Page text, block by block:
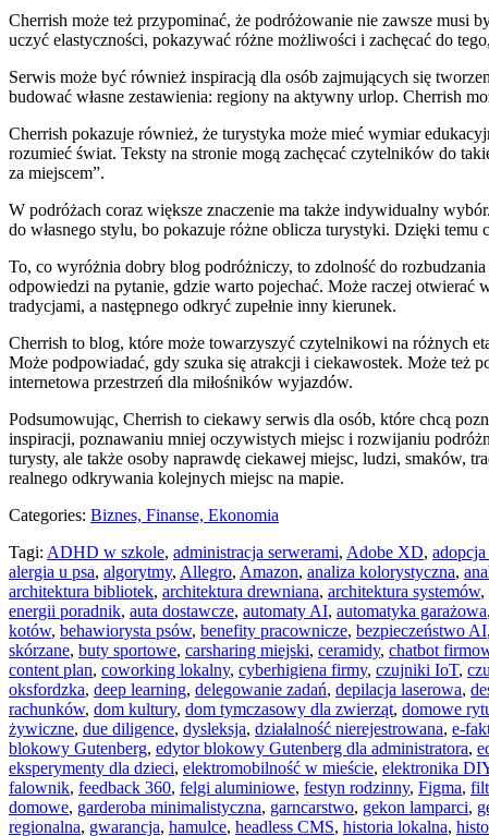
Cherrish może też przypominać, że podróżowanie nie zawsze musi
uczyć elastyczności, pokazywać różne możliwości i zachęcać do
Serwis może być również inspiracją dla osób zajmujących się
budować własne zestawienia: regiony na aktywny urlop. Cherrish
Cherrish pokazuje również, że turystyka może mieć wymiar
rozumieć świat. Teksty na stronie mogą zachęcać czytelników do
za miejscem”.
W podróżach coraz większe znaczenie ma także indywidualny
do własnego stylu, bo pokazuje różne oblicza turystyki. Dzięki
To, co wyróżnia dobry blog podróżniczy, to zdolność do
odpowiedzi na pytanie, gdzie warto pojechać. Może raczej otwierać
tradycjami, a następnego odkryć zupełnie inny kierunek.
Cherrish to blog, które może towarzyszyć czytelnikowi na różnych
Może podpowiadać, gdy szuka się atrakcji i ciekawostek. Może też
internetowa przestrzeń dla miłośników wyjazdów.
Podsumowując, Cherrish to ciekawy serwis dla osób, które chcą
inspiracji, poznawaniu mniej oczywistych miejsc i rozwijaniu
turysty, ale także osoby naprawdę ciekawej miejsc, ludzi, smaków,
realnego odkrywania kolejnych miejsc na mapie.
Categories: Biznes, Finanse, Ekonomia
Tagi: ADHD w szkole, administracja serwerami, Adobe XD, adopcja
alergia u psa, algorytmy, Allegro, Amazon, analiza kolorystyczna,
architektura bibliotek, architektura drewniana, architektura systemów,
energii poradnik, auta dostawcze, automaty AI, automatyka garażowa,
kotów, behawiorysta psów, benefity pracownicze, bezpieczeństwo AI,
skórzane, buty sportowe, carsharing miejski, ceramidy, chatbot
content plan, coworking lokalny, cyberhigiena firmy, czujniki IoT,
oksfordzka, deep learning, delegowanie zadań, depilacja laserowa,
rachunków, dom kultury, dom tymczasowy dla zwierząt, domowe
żywiczne, due diligence, dysleksja, działalność nierejestrowana, e-
blokowy Gutenberg, edytor blokowy Gutenberg dla administratora,
eksperymenty dla dzieci, elektromobilność w mieście, elektronika
falownik, feedback 360, felgi aluminiowe, festyn rodzinny, Figma,
domowe, garderoba minimalistyczna, garncarstwo, gekon lamparci,
regionalna, gwarancja, hamulce, headless CMS, historia lokalna,